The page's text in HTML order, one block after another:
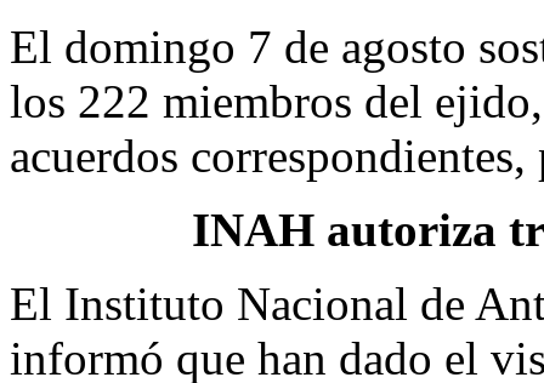
El domingo 7 de agosto
los 222 miembros del
acuerdos
INAH autoriza
El Instituto Nacional de
informó que han dado el